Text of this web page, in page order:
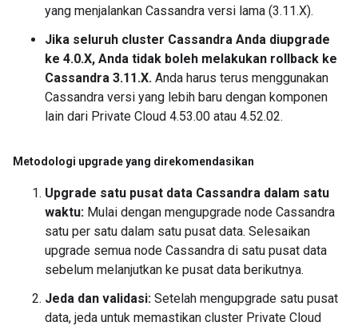
yang menjalankan Cassandra versi lama (3.11.X).
Jika seluruh cluster Cassandra Anda diupgrade
ke 4.0.X, Anda tidak boleh melakukan rollback ke
Cassandra 3.11.X. Anda harus terus menggunakan
Cassandra versi yang lebih baru dengan komponen
lain dari Private Cloud 4.53.00 atau 4.52.02.
Metodologi upgrade yang direkomendasikan
Upgrade satu pusat data Cassandra dalam satu
waktu: Mulai dengan mengupgrade node Cassandra
satu per satu dalam satu pusat data. Selesaikan
upgrade semua node Cassandra di satu pusat data
sebelum melanjutkan ke pusat data berikutnya.
Jeda dan validasi: Setelah mengupgrade satu pusat
data, jeda untuk memastikan cluster Private Cloud